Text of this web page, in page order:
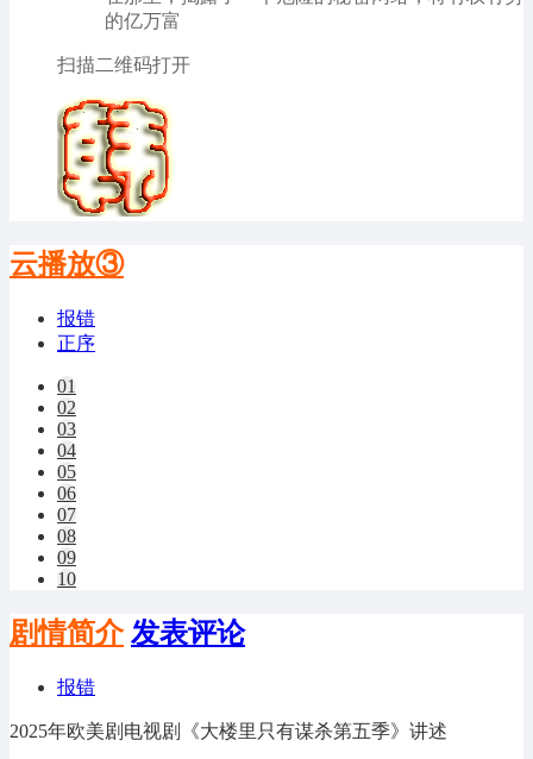
的亿万富
扫描二维码打开
云播放③
报错
正序
01
02
03
04
05
06
07
08
09
10
剧情简介 发表评论
报错
2025年欧美剧电视剧《大楼里只有谋杀第五季》讲述